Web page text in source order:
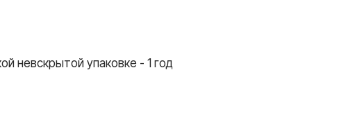
невскрытой упаковке - 1 год